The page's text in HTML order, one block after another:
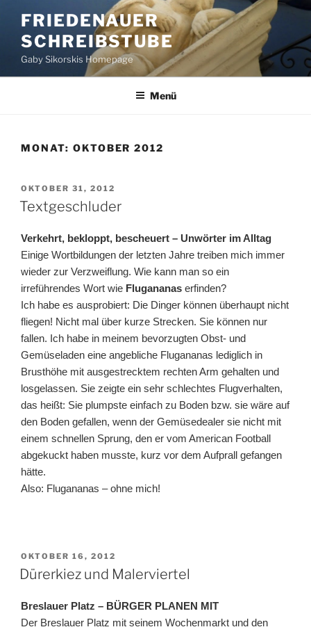
Inhalt
springen
FRIEDENAUER
SCHREIBSTUBE
Gaby Sikorskis Homepage
Menü
MONAT: OKTOBER 2012
VERÖFFENTLICHT
AM
OKTOBER 31, 2012
Textgeschluder
Verkehrt, bekloppt, bescheuert – Unwörter im Alltag
Einige Wortbildungen der letzten Jahre treiben mich immer
wieder zur Verzweiflung. Wie kann man so ein
irreführendes Wort wie Flugananas erfinden?
Ich habe es ausprobiert: Die Dinger können überhaupt nicht
fliegen! Nicht mal über kurze Strecken. Sie können nur
fallen. Ich habe in meinem bevorzugten Obst- und
Gemüseladen eine angebliche Flugananas lediglich in
Brusthöhe mit ausgestrecktem rechten Arm gehalten und
losgelassen. Sie zeigte ein sehr schlechtes Flugverhalten,
das heißt: Sie plumpste einfach zu Boden bzw. sie wäre auf
den Boden gefallen, wenn der Gemüsedealer sie nicht mit
einem schnellen Sprung, den er vom American Football
abgekuckt haben musste, kurz vor dem Aufprall gefangen
hätte.
Also: Flugananas – ohne mich!
VERÖFFENTLICHT
AM
OKTOBER 16, 2012
Dürerkiez und Malerviertel
Breslauer Platz – BÜRGER PLANEN MIT
Der Breslauer Platz mit seinem Wochenmarkt und den